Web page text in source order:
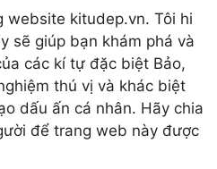
website kitudep.vn. Tôi hi
sẽ giúp bạn khám phá và
các kí tự đặc biệt Bảo,
thú vị và khác biệt
dấu ấn cá nhân. Hãy chia
để trang web này được